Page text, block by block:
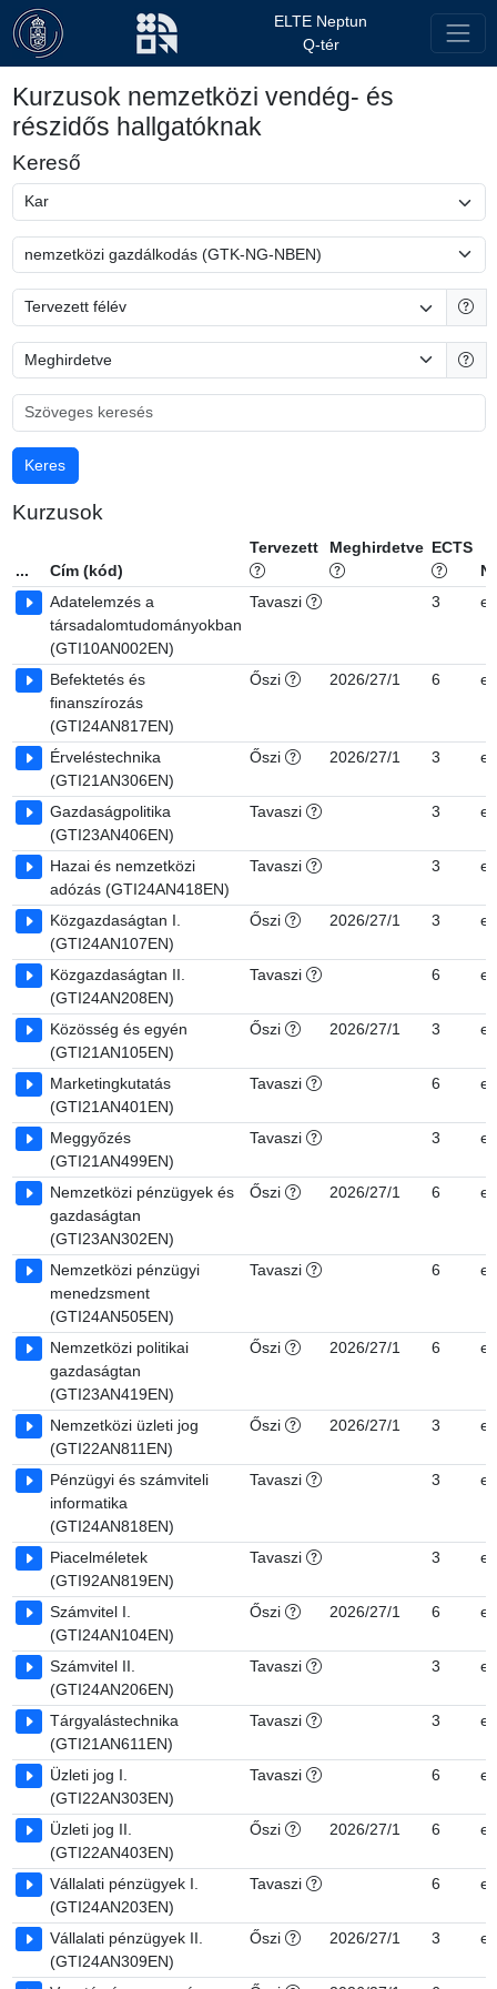
ELTE Neptun
Q-tér
Kurzusok nemzetközi vendég- és
részidős hallgatóknak
Kereső
Kurzusok
... Cím (kód)
Tervezett Meghirdetve ECTS
Adatelemzés a
társadalomtudományokban
(GTI10AN002EN)
Tavaszi 3 en
Befektetés és
finanszírozás
(GTI24AN817EN)
Őszi 2026/27/1 6 en
Érveléstechnika
(GTI21AN306EN)
Őszi 2026/27/1 3 en
Gazdaságpolitika
(GTI23AN406EN)
Tavaszi 3 en
Hazai és nemzetközi
adózás (GTI24AN418EN)
Tavaszi 3 en
Közgazdaságtan I.
(GTI24AN107EN)
Őszi 2026/27/1 3 en
Közgazdaságtan II.
(GTI24AN208EN)
Tavaszi 6 en
Közösség és egyén
(GTI21AN105EN)
Őszi 2026/27/1 3 en
Marketingkutatás
(GTI21AN401EN)
Tavaszi 6 en
Meggyőzés
(GTI21AN499EN)
Tavaszi 3 en
Nemzetközi pénzügyek és
gazdaságtan
(GTI23AN302EN)
Őszi 2026/27/1 6 en
Nemzetközi pénzügyi
menedzsment
(GTI24AN505EN)
Tavaszi 6 en
Nemzetközi politikai
gazdaságtan
(GTI23AN419EN)
Őszi 2026/27/1 6 en
Nemzetközi üzleti jog
(GTI22AN811EN)
Őszi 2026/27/1 3 en
Pénzügyi és számviteli
informatika
(GTI24AN818EN)
Tavaszi 3 en
Piacelméletek
(GTI92AN819EN)
Tavaszi 3 en
Számvitel I.
(GTI24AN104EN)
Őszi 2026/27/1 6 en
Számvitel II.
(GTI24AN206EN)
Tavaszi 3 en
Tárgyalástechnika
(GTI21AN611EN)
Tavaszi 3 en
Üzleti jog I.
(GTI22AN303EN)
Tavaszi 6 en
Üzleti jog II.
(GTI22AN403EN)
Őszi 2026/27/1 6 en
Vállalati pénzügyek I.
(GTI24AN203EN)
Tavaszi 6 en
Vállalati pénzügyek II.
(GTI24AN309EN)
Őszi 2026/27/1 3 en